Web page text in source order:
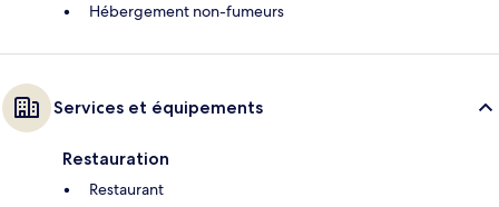
Hébergement non-fumeurs
Services et équipements
Restauration
Restaurant